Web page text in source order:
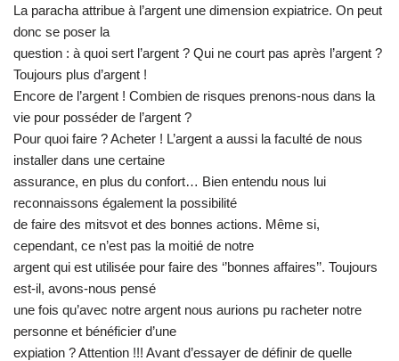
La paracha attribue à l’argent une dimension expiatrice. On peut
donc se poser la
question : à quoi sert l’argent ? Qui ne court pas après l’argent ?
Toujours plus d’argent !
Encore de l’argent ! Combien de risques prenons-nous dans la
vie pour posséder de l’argent ?
Pour quoi faire ? Acheter ! L’argent a aussi la faculté de nous
installer dans une certaine
assurance, en plus du confort… Bien entendu nous lui
reconnaissons également la possibilité
de faire des mitsvot et des bonnes actions. Même si,
cependant, ce n’est pas la moitié de notre
argent qui est utilisée pour faire des ‘’bonnes affaires’’. Toujours
est-il, avons-nous pensé
une fois qu’avec notre argent nous aurions pu racheter notre
personne et bénéficier d’une
expiation ? Attention !!! Avant d’essayer de définir de quelle